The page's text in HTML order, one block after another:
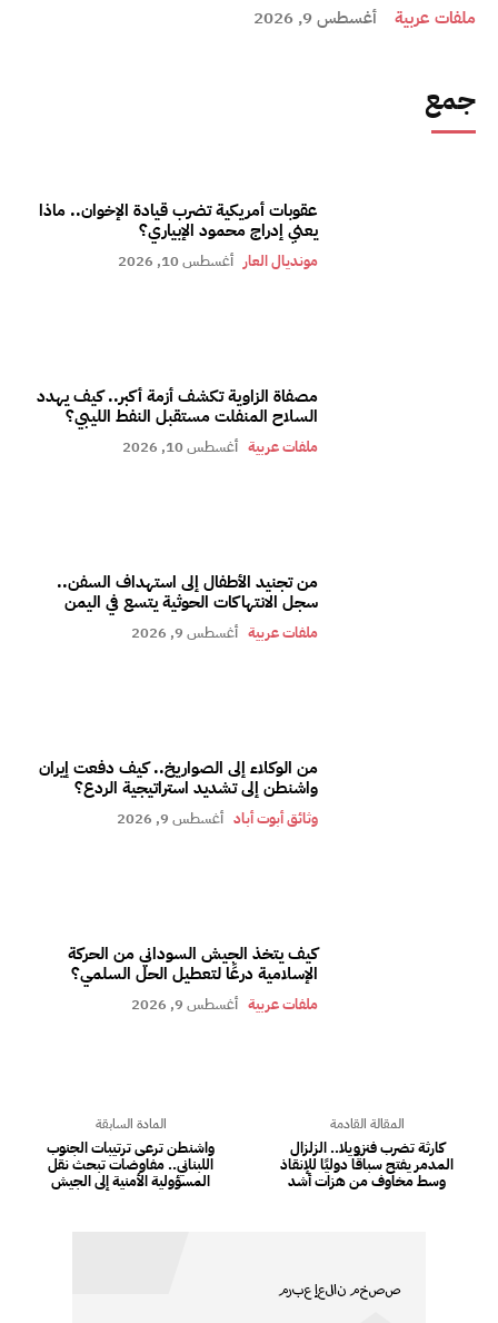
ملفات عربية أغسطس 9, 2026
جمع
عقوبات أمريكية تضرب قيادة الإخوان.. ماذا
يعني إدراج محمود الإبياري؟
مونديال العار أغسطس 10, 2026
مصفاة الزاوية تكشف أزمة أكبر.. كيف يهدد
السلاح المنفلت مستقبل النفط الليبي؟
ملفات عربية أغسطس 10, 2026
من تجنيد الأطفال إلى استهداف السفن..
سجل الانتهاكات الحوثية يتسع في اليمن
ملفات عربية أغسطس 9, 2026
من الوكلاء إلى الصواريخ.. كيف دفعت إيران
واشنطن إلى تشديد استراتيجية الردع؟
وثائق أبوت أباد أغسطس 9, 2026
كيف يتخذ الجيش السوداني من الحركة
الإسلامية درعًا لتعطيل الحل السلمي؟
ملفات عربية أغسطس 9, 2026
المادة السابقة
واشنطن ترعى ترتيبات الجنوب
اللبناني.. مفاوضات تبحث نقل
المسؤولية الأمنية إلى الجيش
المقالة القادمة
كارثة تضرب فنزويلا.. الزلزال
المدمر يفتح سباقًا دوليًا للإنقاذ
وسط مخاوف من هزات أشد